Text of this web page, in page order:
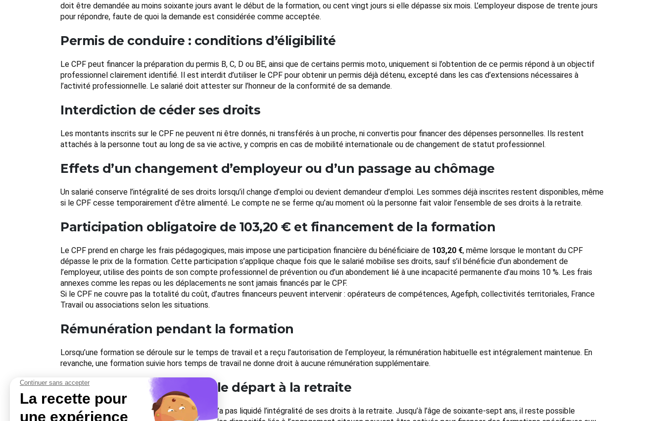
doit être demandée au moins soixante jours avant le début de la formation, ou cent vingt jours si elle dépasse six mois. L’employeur dispose de trente jours
pour répondre, faute de quoi la demande est considérée comme acceptée.
Permis de conduire : conditions d’éligibilité
Le CPF peut financer la préparation du permis B, C, D ou BE, ainsi que de certains permis moto, uniquement si l’obtention de ce permis répond à un objectif
professionnel clairement identifié. Il est interdit d’utiliser le CPF pour obtenir un permis déjà détenu, excepté dans les cas d’extensions nécessaires à
l’activité professionnelle. Le salarié doit attester sur l’honneur de la conformité de sa demande.
Interdiction de céder ses droits
Les montants inscrits sur le CPF ne peuvent ni être donnés, ni transférés à un proche, ni convertis pour financer des dépenses personnelles. Ils restent
attachés à la personne tout au long de sa vie active, y compris en cas de mobilité internationale ou de changement de statut professionnel.
Effets d’un changement d’employeur ou d’un passage au chômage
Un salarié conserve l’intégralité de ses droits lorsqu’il change d’emploi ou devient demandeur d’emploi. Les sommes déjà inscrites restent disponibles, même
si le CPF cesse temporairement d’être alimenté. Le compte ne se ferme qu’au moment où la personne fait valoir l’ensemble de ses droits à la retraite.
Participation obligatoire de 103,20 € et financement de la formation
Le CPF prend en charge les frais pédagogiques, mais impose une participation financière du bénéficiaire de 103,20 €, même lorsque le montant du CPF
dépasse le prix de la formation. Cette participation s’applique chaque fois que le salarié mobilise ses droits, sauf s’il bénéficie d’un abondement de
l’employeur, utilise des points de son compte professionnel de prévention ou d’un abondement lié à une incapacité permanente d’au moins 10 %. Les frais
annexes comme les repas ou les déplacements ne sont jamais financés par le CPF.
Si le CPF ne couvre pas la totalité du coût, d’autres financeurs peuvent intervenir : opérateurs de compétences, Agefiph, collectivités territoriales, France
Travail ou associations selon les situations.
Rémunération pendant la formation
Lorsqu’une formation se déroule sur le temps de travail et a reçu l’autorisation de l’employeur, la rémunération habituelle est intégralement maintenue. En
revanche, une formation suivie hors temps de travail ne donne droit à aucune rémunération supplémentaire.
Utilisation du CPF après le départ à la retraite
Le CPF reste mobilisable tant que le salarié n’a pas liquidé l’intégralité de ses droits à la retraite. Jusqu’à l’âge de soixante-sept ans, il reste possible